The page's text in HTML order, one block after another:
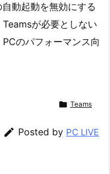
動起動を無効にする
が必要としない
のパフォーマンス向
 Teams
 Posted by PC LIVE